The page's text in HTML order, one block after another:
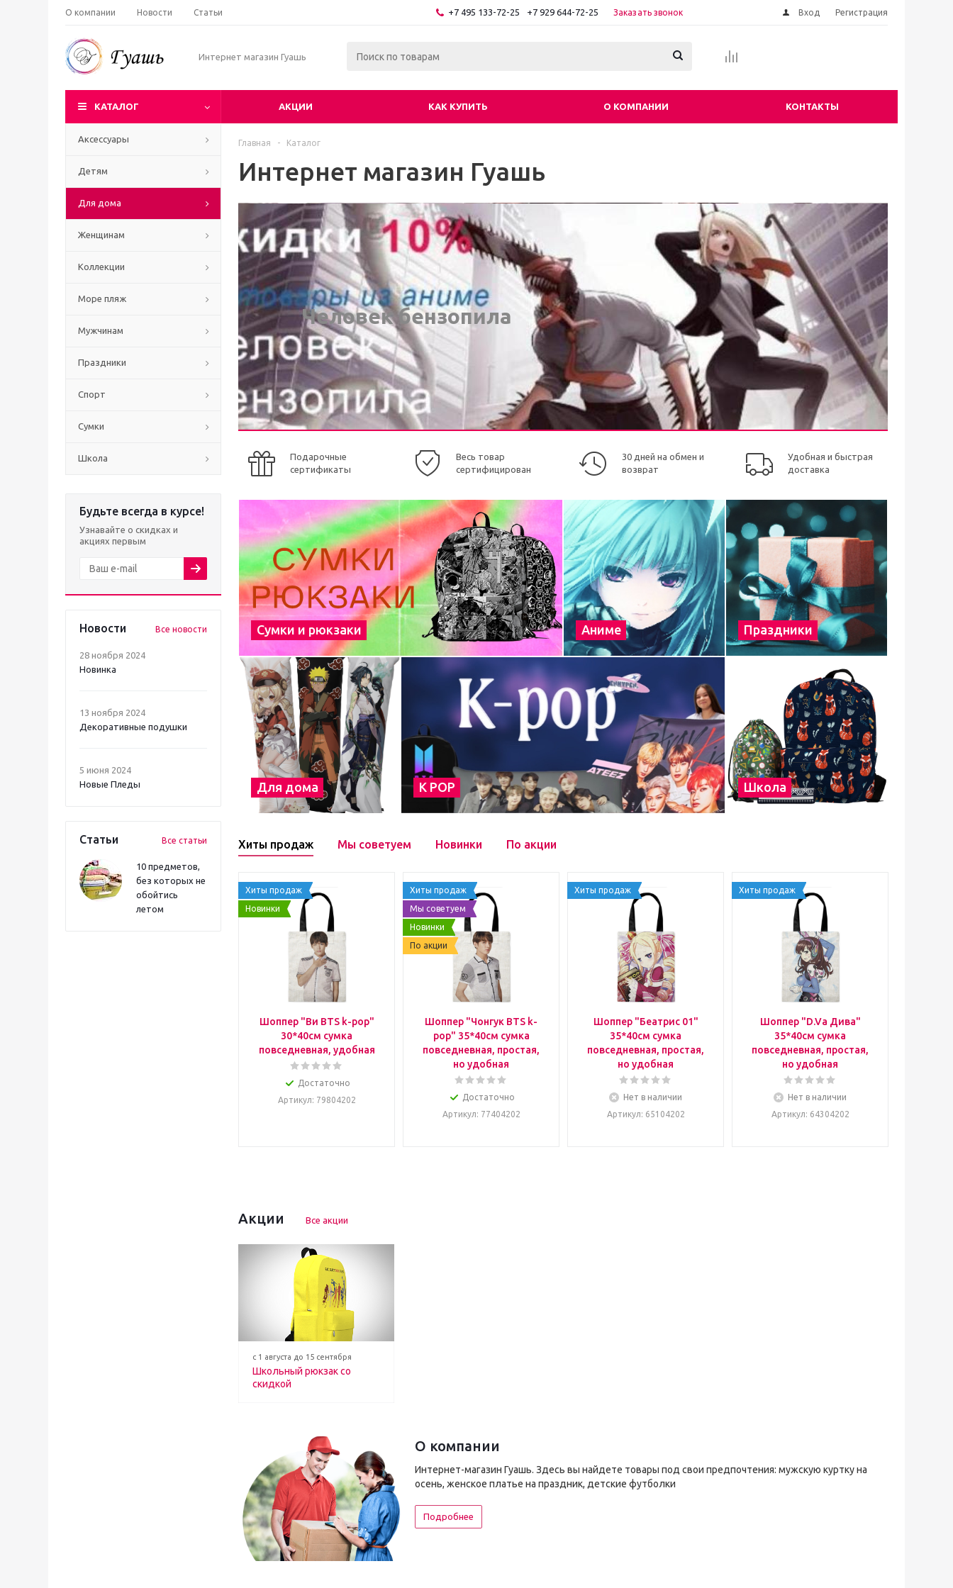
О компании Новости Статьи +7 495 133-72-25 +7 929 644-72-25 Заказать звонок Вход Регистрация
Интернет магазин Гуашь
КАТАЛОГ АКЦИИ КАК КУПИТЬ О КОМПАНИИ КОНТАКТЫ
Аксессуары
Детям
Для дома
Женщинам
Коллекции
Море пляж
Мужчинам
Праздники
Спорт
Сумки
Школа
Будьте всегда в курсе!
Узнавайте о скидках и
акциях первым
Новости Все новости
28 ноября 2024
Новинка
13 ноября 2024
Декоративные подушки
5 июня 2024
Новые Пледы
Статьи Все статьи
10 предметов,
без которых не
обойтись
летом
Главная - Каталог
Интернет магазин Гуашь
Человек бензопила
Подарочные
сертификаты
Весь товар
сертифицирован
30 дней на обмен и
возврат
Удобная и быстрая
доставка
Сумки и рюкзаки Аниме Праздники
Для дома К POP Школа
Хиты продаж Мы советуем Новинки По акции
Хиты продаж
Новинки
Шоппер "Ви BTS k-pop"
30*40см сумка
повседневная, удобная
Достаточно
Артикул: 79804202
Хиты продаж
Мы советуем
Новинки
По акции
Шоппер "Чонгук BTS k-
pop" 35*40см сумка
повседневная, простая,
но удобная
Достаточно
Артикул: 77404202
Хиты продаж
Шоппер "Беатрис 01"
35*40см сумка
повседневная, простая,
но удобная
Нет в наличии
Артикул: 65104202
Хиты продаж
Шоппер "D.Va Дива"
35*40см сумка
повседневная, простая,
но удобная
Нет в наличии
Артикул: 64304202
Акции Все акции
с 1 августа до 15 сентября
Школьный рюкзак со
скидкой
О компании
Интернет-магазин Гуашь. Здесь вы найдете товары под свои предпочтения: мужскую куртку на
осень, женское платье на праздник, детские футболки
Подробнее